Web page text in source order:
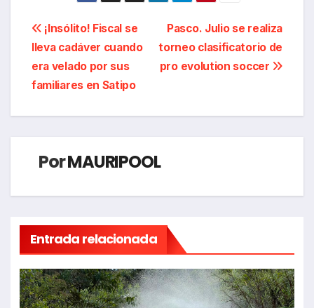
Navegación
de
entradas
Pasco. Julio se realiza
torneo clasificatorio de
pro evolution soccer
¡Insólito! Fiscal se
lleva cadáver cuando
era velado por sus
familiares en Satipo
PorMAURIPOOL
Entrada relacionada